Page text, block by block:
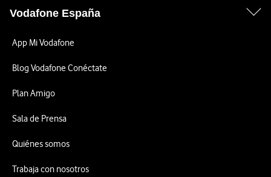
Vodafone España
App Mi Vodafone
Blog Vodafone Conéctate
Plan Amigo
Sala de Prensa
Quiénes somos
Trabaja con nosotros